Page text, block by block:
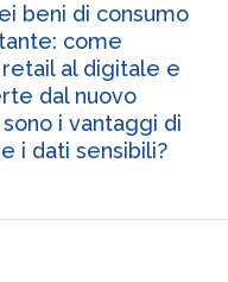
beni di consumo
come
al digitale e
dal nuovo
i vantaggi di
i dati sensibili?